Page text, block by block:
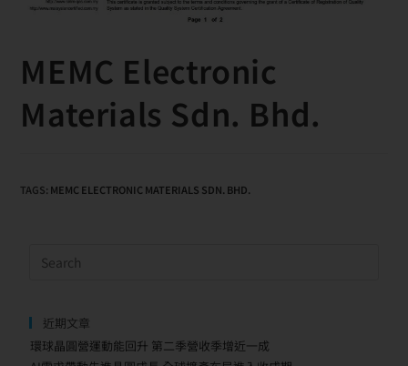
MEMC Electronic
Materials Sdn. Bhd.
TAGS: MEMC ELECTRONIC MATERIALS SDN. BHD.
近期文章
環球晶圓營運動能回升 第二季營收季增近一成